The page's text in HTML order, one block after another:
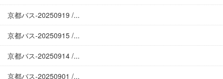
京都バス-20250919 /...
京都バス-20250915 /...
京都バス-20250914 /...
京都バス-20250901 /...